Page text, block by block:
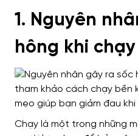
1. Nguyên
hông khi
Chạy là một trong những